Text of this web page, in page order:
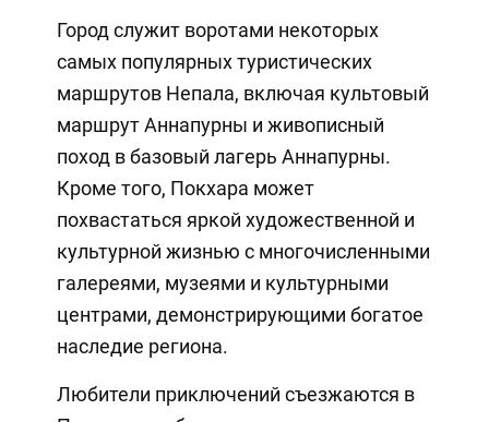
Город служит воротами некоторых
самых популярных туристических
маршрутов Непала, включая культовый
маршрут Аннапурны и живописный
поход в базовый лагерь Аннапурны.
Кроме того, Покхара может
похвастаться яркой художественной и
культурной жизнью с многочисленными
галереями, музеями и культурными
центрами, демонстрирующими богатое
наследие региона.
Любители приключений съезжаются в